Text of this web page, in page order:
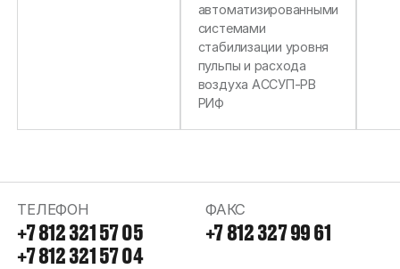
автоматизированными
системами
стабилизации уровня
пульпы и расхода
воздуха АССУП-РВ
РИФ
ТЕЛЕФОН
+7 812 321 57 05
+7 812 321 57 04
ФАКС
+7 812 327 99 61